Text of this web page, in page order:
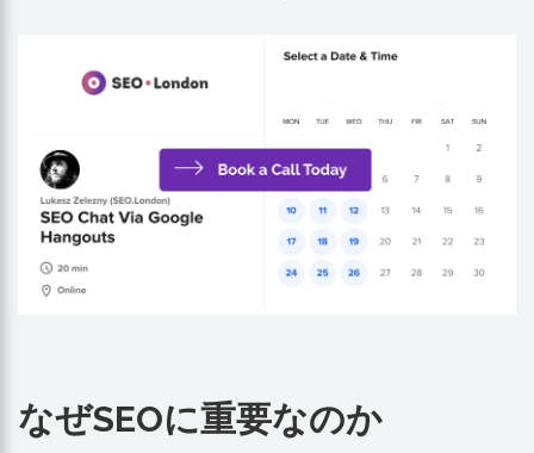
なぜSEOに重要なのか